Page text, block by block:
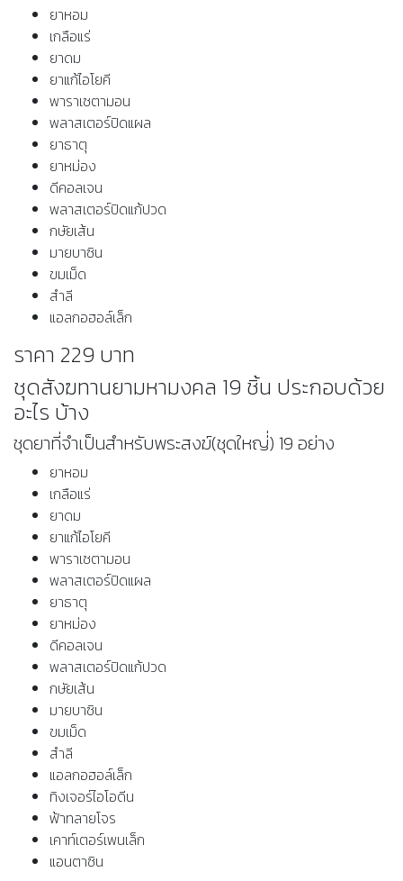
ยาหอม
เกลือแร่
ยาดม
ยาแก้ไอโยคี
พาราเซตามอน
พลาสเตอร์ปิดแผล
ยาธาตุ
ยาหม่อง
ดีคอลเจน
พลาสเตอร์ปิดแก้ปวด
กษัยเส้น
มายบาซิน
ขมเม็ด
สำลี
แอลกอฮอล์เล็ก
ราคา 229 บาท
ชุดสังฆทานยามหามงคล 19 ชิ้น ประกอบด้วย
อะไร บ้าง
ชุดยาที่จำเป็นสำหรับพระสงฆ์(ชุดใหญ่่) 19 อย่าง
ยาหอม
เกลือแร่
ยาดม
ยาแก้ไอโยคี
พาราเซตามอน
พลาสเตอร์ปิดแผล
ยาธาตุ
ยาหม่อง
ดีคอลเจน
พลาสเตอร์ปิดแก้ปวด
กษัยเส้น
มายบาซิน
ขมเม็ด
สำลี
แอลกอฮอล์เล็ก
ทิงเจอร์ไอโอดีน
ฟ้าทลายโจร
เคาท์เตอร์เพนเล็ก
แอนตาซิน